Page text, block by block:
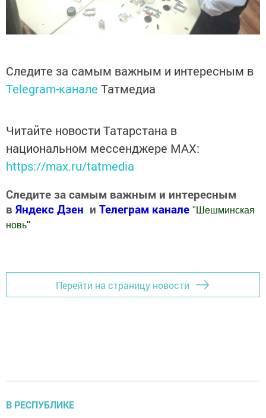
Следите за самым важным и интересным в
Telegram-канале Татмедиа
Читайте новости Татарстана в
национальном мессенджере MАХ:
https://max.ru/tatmedia
Следите за самым важным и интересным
в Яндекс Дзен и Телеграм канале " Шешминская
новь"
Перейти на страницу новости
В РЕСПУБЛИКЕ